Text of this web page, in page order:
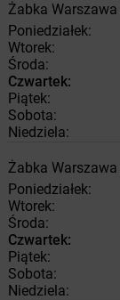
Żabka Warszawa
Poniedziałek:
Wtorek:
Środa:
Czwartek:
Piątek:
Sobota:
Niedziela:
Żabka Warszawa
Poniedziałek:
Wtorek:
Środa:
Czwartek:
Piątek:
Sobota:
Niedziela: